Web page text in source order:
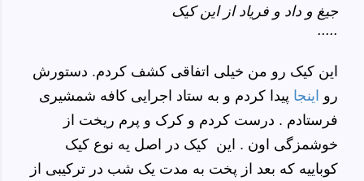
جیغ و داد و فریاد از این کیک
.....
این کیک رو من خیلی اتفاقی کشف کردم. دستورش
رو اینجا پیدا کردم و به ستاد اجرایی کافه شمشیری
فرستادم . درست کردم و کرک و پرم ریخت از
خوشمزگی اون . این کیک در اصل یه نوع کیک
کوباییه که بعد از پخت به مدت یک شب در ترکیبی از